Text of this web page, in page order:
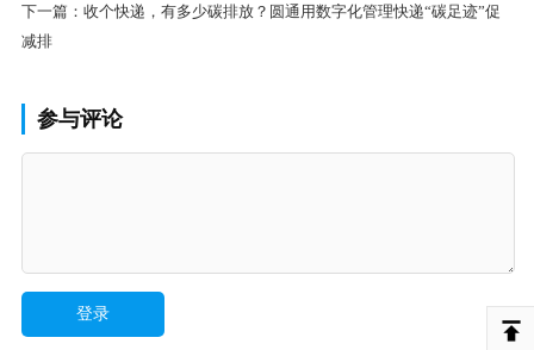
下一篇： 收个快递，有多少碳排放？圆通用数字化管理快递“碳足迹”促
减排
参与评论